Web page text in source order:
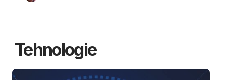
Tehnologie